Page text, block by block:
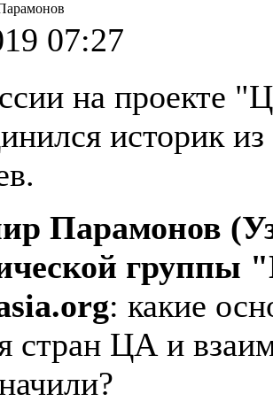
07:27
на проекте
историк
Парамонов
группы
.org: какие
стран ЦА и